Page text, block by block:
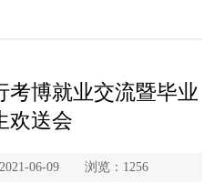
考博就业交流暨毕业
欢送会
06-09 浏览： 1256